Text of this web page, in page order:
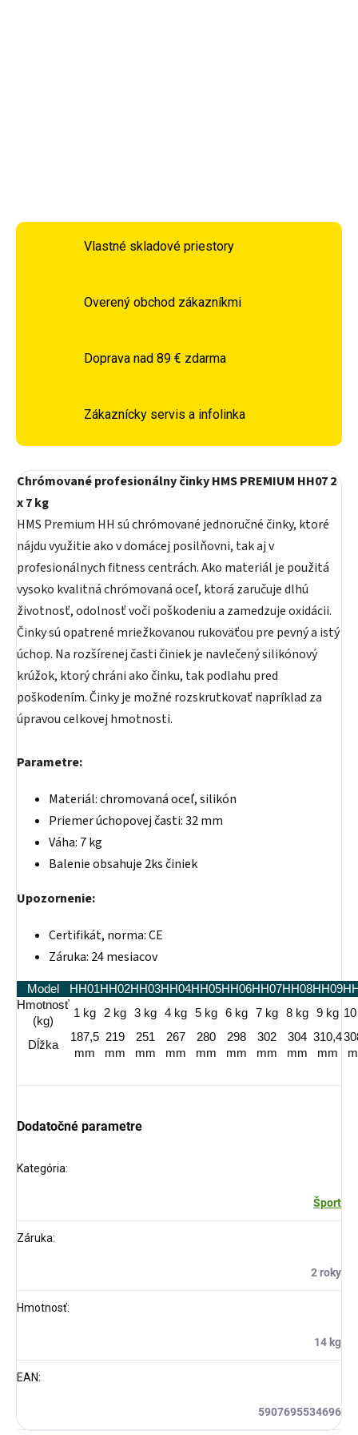
Vlastné skladové priestory
Overený obchod zákazníkmi
Doprava nad 89 € zdarma
Zákaznícky servis a infolinka
Chrómované profesionálny činky HMS PREMIUM HH07 2
x 7 kg
HMS Premium HH sú chrómované jednoručné činky, ktoré
nájdu využitie ako v domácej posilňovni, tak aj v
profesionálnych fitness centrách. Ako materiál je použitá
vysoko kvalitná chrómovaná oceľ, ktorá zaručuje dlhú
životnosť, odolnosť voči poškodeniu a zamedzuje oxidácii.
Činky sú opatrené mriežkovanou rukoväťou pre pevný a istý
úchop. Na rozšírenej časti činiek je navlečený silikónový
krúžok, ktorý chráni ako činku, tak podlahu pred
poškodením. Činky je možné rozskrutkovať napríklad za
úpravou celkovej hmotnosti.
Parametre:
Materiál: chromovaná oceľ, silikón
Priemer úchopovej časti: 32 mm
Váha: 7 kg
Balenie obsahuje 2ks činiek
Upozornenie:
Certifikát, norma: CE
Záruka: 24 mesiacov
Model HH01HH02HH03HH04HH05HH06HH07HH08HH09
Hmotnosť
(kg)
1 kg 2 kg 3 kg 4 kg 5 kg 6 kg 7 kg 8 kg 9 kg
Dĺžka
187,5
mm
219
mm
251
mm
267
mm
280
mm
298
mm
302
mm
304
mm
310,4
mm
Dodatočné parametre
Kategória:
Šport
Záruka:
2 roky
Hmotnosť:
14 kg
EAN:
5907695534696